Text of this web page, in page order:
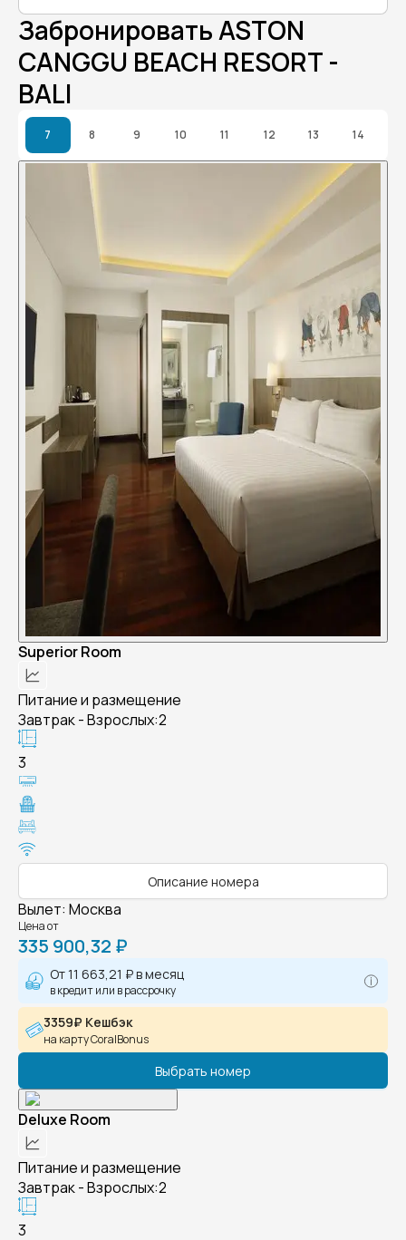
Забронировать ASTON
CANGGU BEACH RESORT -
BALI
7 8 9 10 11 12 13 14
Superior Room
Питание и размещение
Завтрак - Взрослых:2
3
Описание номера
Вылет: Москва
Цена от
335 900,32 ₽
От11 663,21 ₽в месяц
в кредит или в рассрочку
3359₽ Кешбэк
на карту CoralBonus
Выбрать номер
Deluxe Room
Питание и размещение
Завтрак - Взрослых:2
3